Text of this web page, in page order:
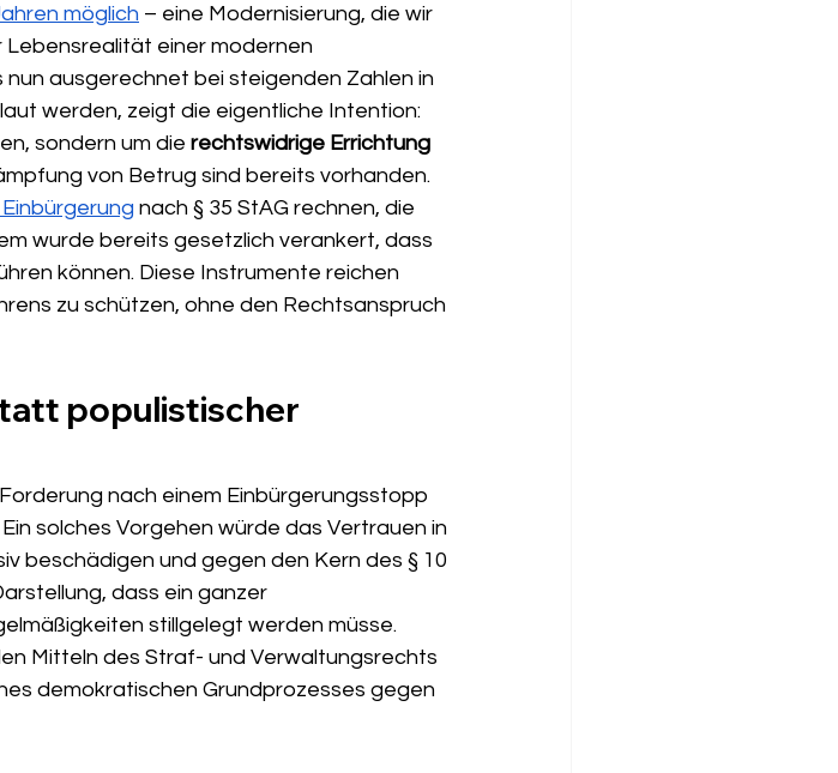
möglich – eine Modernisierung, die wir
Lebensrealität einer modernen
ausgerechnet bei steigenden Zahlen in
werden, zeigt die eigentliche Intention:
sondern um die rechtswidrige Errichtung
von Betrug sind bereits vorhanden.
nach § 35 StAG rechnen, die
wurde bereits gesetzlich verankert, dass
können. Diese Instrumente reichen
zu schützen, ohne den Rechtsanspruch
populistischer
nach einem Einbürgerungsstopp
Ein solches Vorgehen würde das Vertrauen in
beschädigen und gegen den Kern des § 10
dass ein ganzer
stillgelegt werden müsse.
Mitteln des Straf- und Verwaltungsrechts
demokratischen Grundprozesses gegen